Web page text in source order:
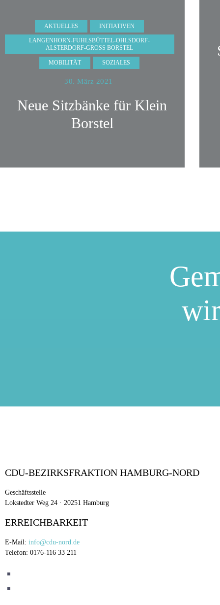
AKTUELLES INITIATIVEN
LANGENHORN-FUHLSBÜTTEL-OHLSDORF-
ALSTERDORF-GROSS BORSTEL
MOBILITÄT SOZIALES
30. März 2021
Neue Sitzbänke für Klein
Borstel
CDU-BEZIRKSFRAKTION HAMBURG-NORD
Geschäftsstelle
Lokstedter Weg 24 · 20251 Hamburg
ERREICHBARKEIT
E-Mail: info@cdu-nord.de
Telefon: 0176-116 33 211